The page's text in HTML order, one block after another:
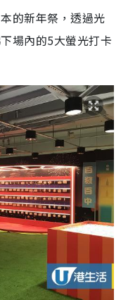
的新年祭，透過光
場內的5大螢光打卡